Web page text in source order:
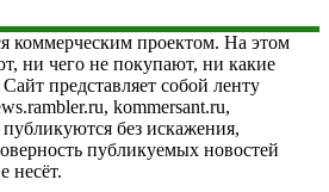
коммерческим проектом. На этом
ни чего не покупают, ни какие
представляет собой ленту
kommersant.ru,
без искажения,
публикуемых новостей
несёт.